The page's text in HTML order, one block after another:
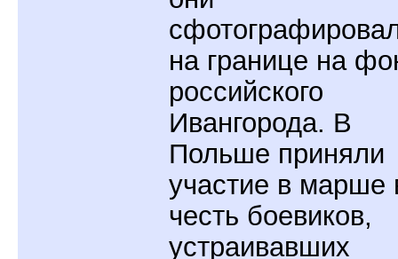
на границе на
российского
Ивангорода. В
Польше приняли
участие в марше
честь боевиков,
устраивавших